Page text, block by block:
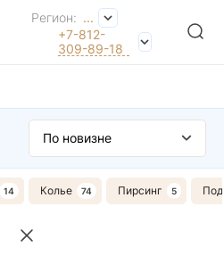
Регион: ...
+7-812-
309-89-18
Колье Пирсинг